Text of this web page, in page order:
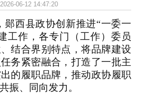
2026-06-12 14:47:20
郧西县政协创新推进“一委一
工作，各专门（工作）委员
结合界别特点，将品牌建设
务紧密融合，打造了一批主
的履职品牌，推动政协履职
振、同向发力。